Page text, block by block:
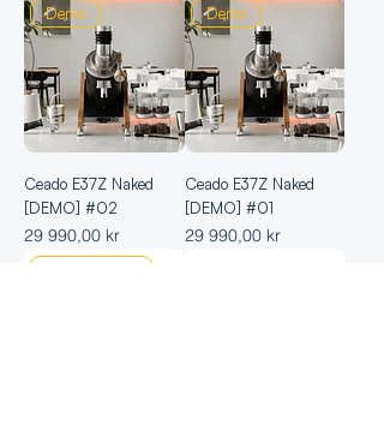
Demo
Ceado E37Z Naked
[DEMO] #02
Pris
29 990,00 kr
Demo
Ceado E37Z Naked
[DEMO] #01
Pris
29 990,00 kr